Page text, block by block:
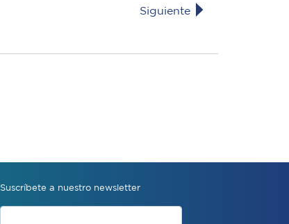
Siguiente
Suscríbete a nuestro newsletter